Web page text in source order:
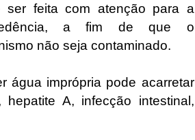
ser feita com atenção para a
a fim de que o
não seja contaminado.
água imprópria pode acarretar
A, infecção intestinal,